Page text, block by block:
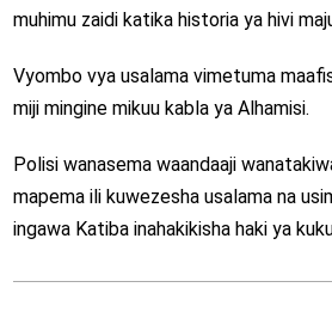
muhimu zaidi katika historia ya hivi
Vyombo vya usalama vimetuma
miji mingine mikuu kabla ya Alhamisi.
Polisi wanasema waandaaji
mapema ili kuwezesha usalama na
ingawa Katiba inahakikisha haki ya